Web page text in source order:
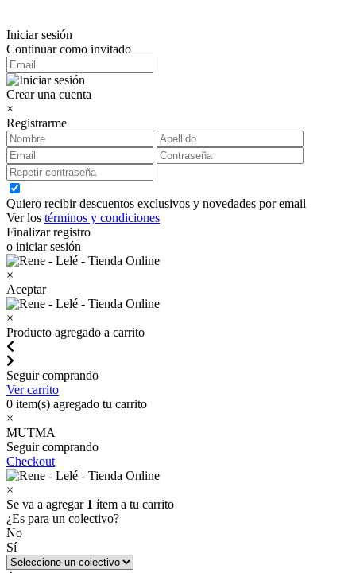
Iniciar sesión
Continuar como invitado
Crear una cuenta
×
Registrarme
Quiero recibir descuentos exclusivos y novedades por email
Ver los términos y condiciones
Finalizar registro
o iniciar sesión
×
Aceptar
×
Producto agregado a carrito
Seguir comprando
Ver carrito
0 item(s) agregado tu carrito
×
MUTMA
Seguir comprando
Checkout
×
Se va a agregar 1 ítem a tu carrito
¿Es para un colectivo?
No
Sí